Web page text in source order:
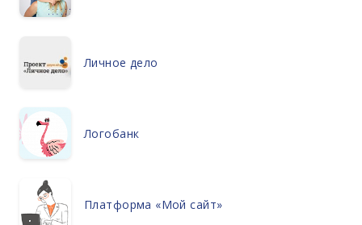
Личное дело
Логобанк
Платформа «Мой сайт»